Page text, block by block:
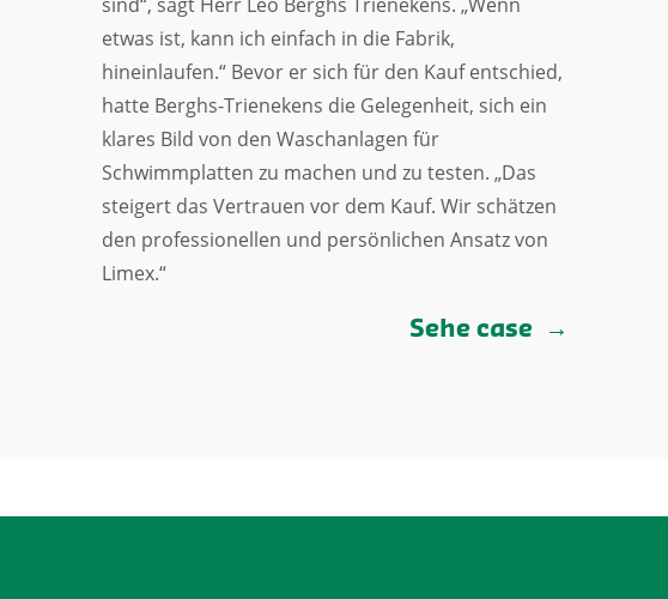
etwas ist, kann ich einfach in die Fabrik,
hineinlaufen.“ Bevor er sich für den Kauf entschied,
hatte Berghs-Trienekens die Gelegenheit, sich ein
klares Bild von den Waschanlagen für
Schwimmplatten zu machen und zu testen. „Das
steigert das Vertrauen vor dem Kauf. Wir schätzen
den professionellen und persönlichen Ansatz von
Limex.“
Sehe case